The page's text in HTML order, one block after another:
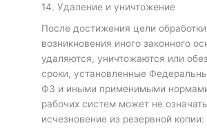
14. Удаление и уничтожение
После достижения цели
возникновения иного законного
удаляются, уничтожаются или
сроки, установленные
ФЗ и иными применимыми
рабочих систем может не
исчезновение из резервной